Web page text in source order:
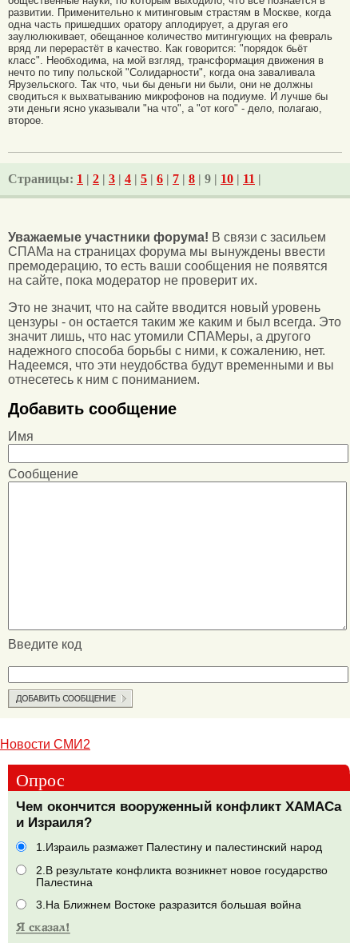
развитии. Применительно к митинговым страстям в Москве, когда
одна часть пришедших оратору аплодирует, а другая его
заулюлюкивает, обещанное количество митингующих на февраль
вряд ли перерастёт в качество. Как говорится: "порядок бьёт
класс". Необходима, на мой взгляд, трансформация движения в
нечто по типу польской "Солидарности", когда она заваливала
Ярузельского. Так что, чьи бы деньги ни были, они не должны
сводиться к выхватыванию микрофонов на подиуме. И лучше бы
эти деньги ясно указывали "на что", а "от кого" - дело, полагаю,
второе.
Страницы: 1 | 2 | 3 | 4 | 5 | 6 | 7 | 8 | 9 | 10 | 11 |
Уважаемые участники форума! В связи с засильем
СПАМа на страницах форума мы вынуждены ввести
премодерацию, то есть ваши сообщения не появятся
на сайте, пока модератор не проверит их.
Это не значит, что на сайте вводится новый уровень
цензуры - он остается таким же каким и был всегда. Это
значит лишь, что нас утомили СПАМеры, а другого
надежного способа борьбы с ними, к сожалению, нет.
Надеемся, что эти неудобства будут временными и вы
отнесетесь к ним с пониманием.
Добавить сообщение
Имя
Сообщение
Введите код
Новости СМИ2
Опрос
Чем окончится вооруженный конфликт ХАМАСа
и Израиля?
1.Израиль размажет Палестину и палестинский народ
2.В результате конфликта возникнет новое государство
Палестина
3.На Ближнем Востоке разразится большая война